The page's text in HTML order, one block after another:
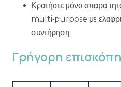
Κρατήστε μόνο
multi‑purpose με
συντήρηση.
Γρήγορη